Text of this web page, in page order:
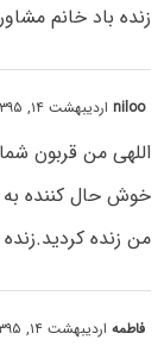
زنده باد خانم
nilooاردیبهشت ۱۴, ۱۳۹۵ at ۹:۴۳ ب٫ظ
اللهی من قربون
خوش حال کننده به
من زنده
فاطمهاردیبهشت ۱۴, ۱۳۹۵ at ۸:۲۷ ق٫ظ